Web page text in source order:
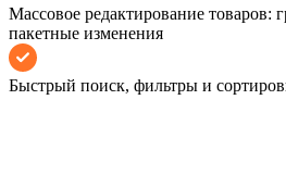
Массовое редактирование товаров:
пакетные изменения
Быстрый поиск, фильтры и